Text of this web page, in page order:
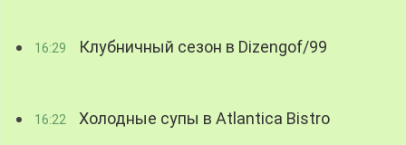
16:29 Клубничный сезон в Dizengof/99
16:22 Холодные супы в Atlantica Bistro